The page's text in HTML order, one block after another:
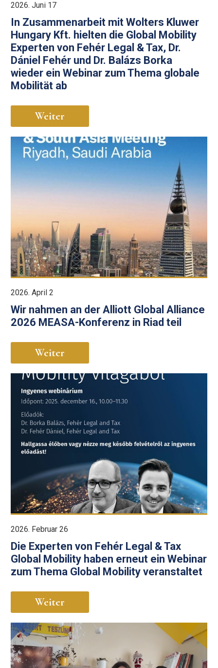
2026. Juni 17
In Zusammenarbeit mit Wolters Kluwer
Hungary Kft. hielten die Global Mobility
Experten von Fehér Legal & Tax, Dr.
Dániel Fehér und Dr. Balázs Borka
wieder ein Webinar zum Thema globale
Mobilität ab
Weiter
2026. April 2
Wir nahmen an der Alliott Global Alliance
2026 MEASA-Konferenz in Riad teil
Weiter
2026. Februar 26
Die Experten von Fehér Legal & Tax
Global Mobility haben erneut ein Webinar
zum Thema Global Mobility veranstaltet
Weiter